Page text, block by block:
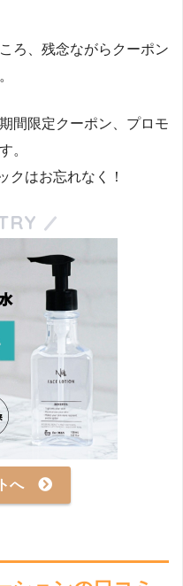
ろ、残念ながらクーポン
間限定クーポン、プロモ
。
クはお忘れなく！
へ